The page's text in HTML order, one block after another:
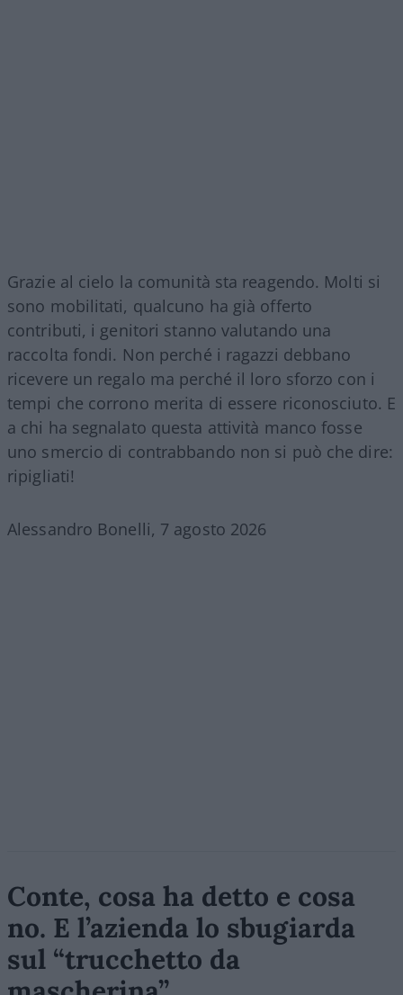
Grazie al cielo la comunità sta reagendo. Molti si
sono mobilitati, qualcuno ha già offerto
contributi, i genitori stanno valutando una
raccolta fondi. Non perché i ragazzi debbano
ricevere un regalo ma perché il loro sforzo con i
tempi che corrono merita di essere riconosciuto. E
a chi ha segnalato questa attività manco fosse
uno smercio di contrabbando non si può che dire:
ripigliati!
Alessandro Bonelli, 7 agosto 2026
Conte, cosa ha detto e cosa
no. E l’azienda lo sbugiarda
sul “trucchetto da